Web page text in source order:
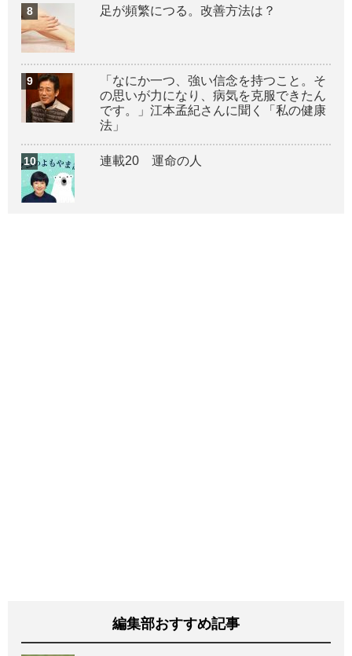
足が頻繁につる。改善方法は？
「なにか一つ、強い信念を持つこと。そ
の思いが力になり、病気を克服できたん
です。」江本孟紀さんに聞く「私の健康
法」
連載20 運命の人
編集部おすすめ記事